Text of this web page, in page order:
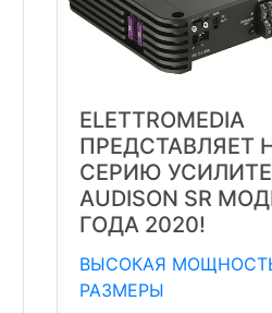
ELETTROMEDIA
ПРЕДСТАВЛЯЕТ
СЕРИЮ
AUDISON SR
ГОДА 2020!
ВЫСОКАЯ
РАЗМЕРЫ